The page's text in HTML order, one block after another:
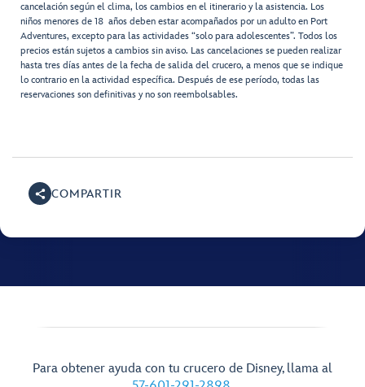
cancelación según el clima, los cambios en el itinerario y la asistencia. Los
niños menores de 18 años deben estar acompañados por un adulto en Port
Adventures, excepto para las actividades “solo para adolescentes”. Todos los
precios están sujetos a cambios sin aviso. Las cancelaciones se pueden realizar
hasta tres días antes de la fecha de salida del crucero, a menos que se indique
lo contrario en la actividad específica. Después de ese período, todas las
reservaciones son definitivas y no son reembolsables.
COMPARTIR
Para obtener ayuda con tu crucero de Disney, llama al